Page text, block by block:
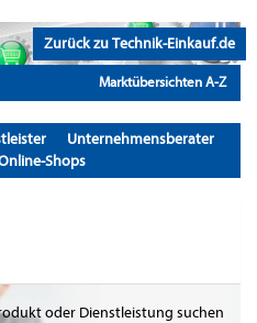
Zurück zu Technik-Einkauf.de
Marktübersichten A-Z
Unternehmensberater
Shops
oder Dienstleistung suchen